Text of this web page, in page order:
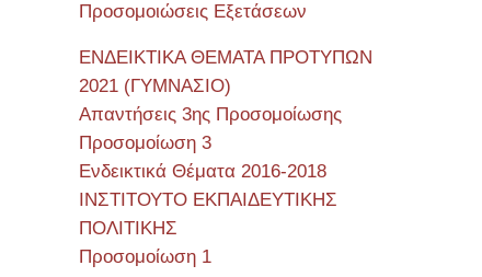
Προσομοιώσεις Εξετάσεων
ΕΝΔΕΙΚΤΙΚΑ ΘΕΜΑΤΑ ΠΡΟΤΥΠΩΝ
2021 (ΓΥΜΝΑΣΙΟ)
Απαντήσεις 3ης Προσομοίωσης
Προσομοίωση 3
Ενδεικτικά Θέματα 2016-2018
ΙΝΣΤΙΤΟΥΤΟ ΕΚΠΑΙΔΕΥΤΙΚΗΣ
ΠΟΛΙΤΙΚΗΣ
Προσομοίωση 1